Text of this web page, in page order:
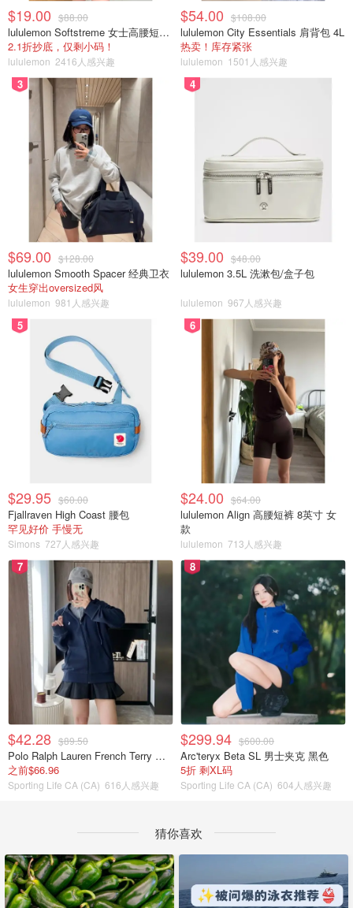
$19.00 $88.00
lululemon Softstreme 女士高腰短裤 10cm
2.1折抄底，仅剩小码！
lululemon 2416人感兴趣
$54.00 $108.00
lululemon City Essentials 肩背包 4L
热卖！库存紧张
lululemon 1501人感兴趣
3
$69.00 $128.00
lululemon Smooth Spacer 经典卫衣
女生穿出oversized风
lululemon 981人感兴趣
4
$39.00 $48.00
lululemon 3.5L 洗漱包/盒子包
lululemon 967人感兴趣
5
$29.95 $60.00
Fjallraven High Coast 腰包
罕见好价 手慢无
Simons 727人感兴趣
6
$24.00 $64.00
lululemon Align 高腰短裤 8英寸 女
款
lululemon 713人感兴趣
7
$42.28 $89.50
Polo Ralph Lauren French Terry 女童连帽卫衣 7-16码
之前$66.96
Sporting Life CA (CA) 616人感兴趣
8
$299.94 $600.00
Arc'teryx Beta SL 男士夹克 黑色
5折 剩XL码
Sporting Life CA (CA) 604人感兴趣
猜你喜欢